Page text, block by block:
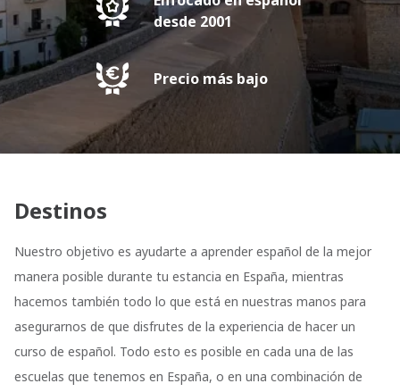
desde 2001
Precio más bajo
Destinos
Nuestro objetivo es ayudarte a aprender español de la mejor
manera posible durante tu estancia en España, mientras
hacemos también todo lo que está en nuestras manos para
asegurarnos de que disfrutes de la experiencia de hacer un
curso de español. Todo esto es posible en cada una de las
escuelas que tenemos en España, o en una combinación de